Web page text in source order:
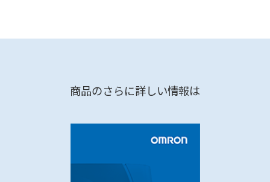
商品のさらに詳しい情報は